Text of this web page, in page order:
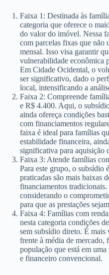
Faixa 1: Destinada às
categoria que oferece o
do valor do imóvel. Nessa
com parcelas fixas que não
mensal. Isso visa garantir
vulnerabilidade econômica
Em Cidade Ocidental, o
ser significativo, dado o
local, intensificando a
Faixa 2: Compreende
e R$ 4.400. Aqui, o
ainda ofereça condições
com financiamentos
faixa é ideal para famílias
estabilidade financeira,
significativa para aquisição
Faixa 3: Atende famílias
Para este grupo, o subsídio
praticadas são mais baixas
financiamentos tradicionais.
considerando o
para que as prestações
Faixa 4: Famílias com
nesta categoria condições
sem subsídio direto. É mais
frente à média de
população que está em
e financeiro convencional.